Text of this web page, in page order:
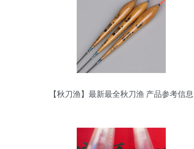
【秋刀渔】最新最全秋刀渔 产品参考信息